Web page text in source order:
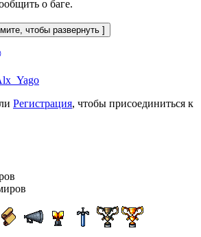
о баге.
Регистрация, чтобы присоединиться к